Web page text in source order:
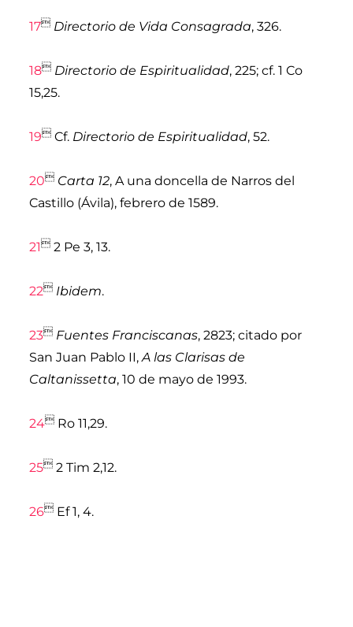
17 Directorio de Vida Consagrada, 326.
18 Directorio de Espiritualidad, 225; cf. 1 Co
15,25.
19 Cf. Directorio de Espiritualidad, 52.
20 Carta 12, A una doncella de Narros del
Castillo (Ávila), febrero de 1589.
21 2 Pe 3, 13.
22 Ibidem.
23 Fuentes Franciscanas, 2823; citado por
San Juan Pablo II,A las Clarisas de
Caltanissetta, 10 de mayo de 1993.
24 Ro 11,29.
25 2 Tim 2,12.
26 Ef 1, 4.